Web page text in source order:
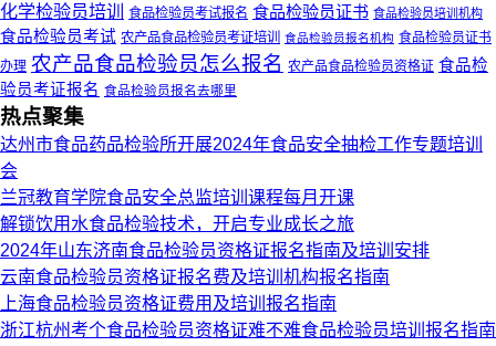
化学检验员培训 食品检验员考试报名 食品检验员证书 食品检验员培训机构
食品检验员考试 农产品食品检验员考证培训 食品检验员报名机构 食品检验员证书
办理 农产品食品检验员怎么报名 农产品食品检验员资格证 食品检
验员考证报名 食品检验员报名去哪里
热点聚集
达州市食品药品检验所开展2024年食品安全抽检工作专题培训
会
兰冠教育学院食品安全总监培训课程每月开课
解锁饮用水食品检验技术，开启专业成长之旅
2024年山东济南食品检验员资格证报名指南及培训安排
云南食品检验员资格证报名费及培训机构报名指南
上海食品检验员资格证费用及培训报名指南
浙江杭州考个食品检验员资格证难不难食品检验员培训报名指南